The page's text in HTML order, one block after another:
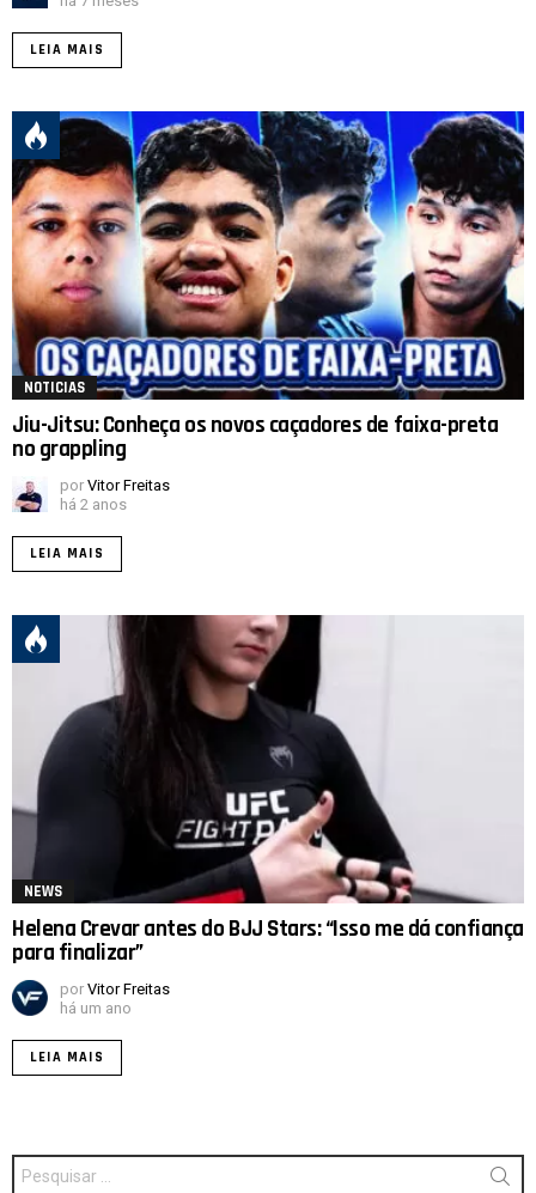
LEIA MAIS
NOTICIAS
Jiu-Jitsu: Conheça os novos caçadores de faixa-preta
no grappling
por Vitor Freitas
há 2 anos
LEIA MAIS
NEWS
Helena Crevar antes do BJJ Stars: “Isso me dá confiança
para finalizar”
por Vitor Freitas
há um ano
LEIA MAIS
Procurar
por: